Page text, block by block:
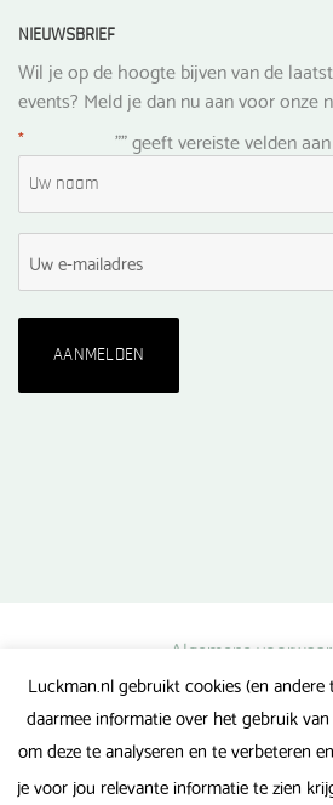
NIEUWSBRIEF
Wil je op de hoogte bijven van de
events? Meld je dan nu aan voor onze
"
* " geeft vereiste velden aan
Algemene
Privacy
Veel gestelde
Luckman.nl gebruikt cookies (en
daarmee informatie over het gebruik
om deze te analyseren en te verbeteren
je voor jou relevante informatie te zien